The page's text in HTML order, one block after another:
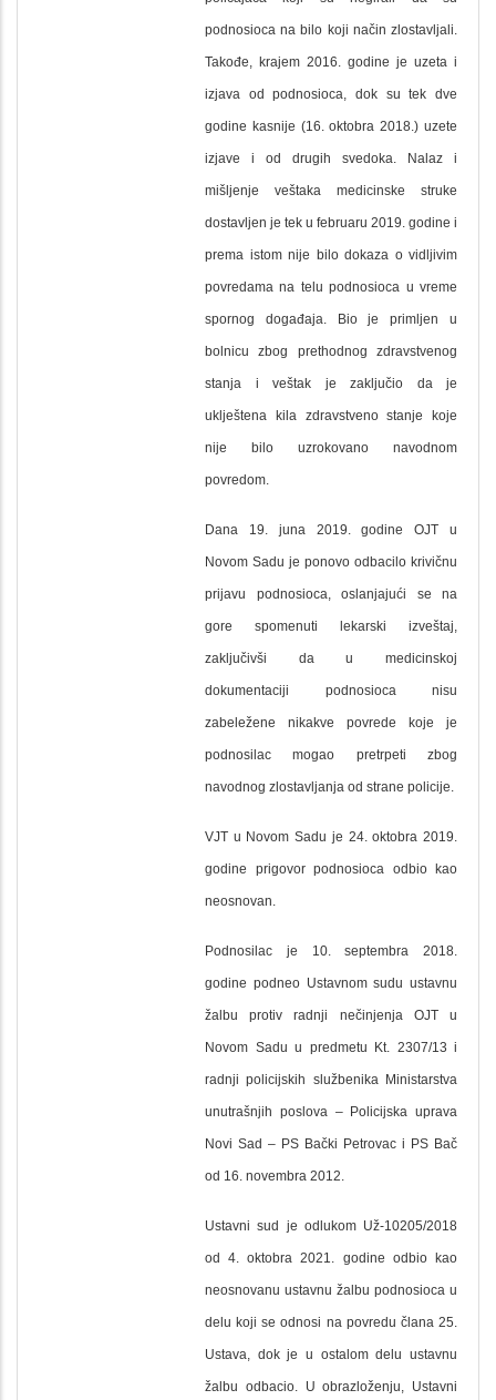
podnosioca na bilo koji način zlostavljali.
Takođe, krajem 2016. godine je uzeta i
izjava od podnosioca, dok su tek dve
godine kasnije (16. oktobra 2018.) uzete
izjave i od drugih svedoka. Nalaz i
mišljenje veštaka medicinske struke
dostavljen je tek u februaru 2019. godine i
prema istom nije bilo dokaza o vidljivim
povredama na telu podnosioca u vreme
spornog događaja. Bio je primljen u
bolnicu zbog prethodnog zdravstvenog
stanja i veštak je zaključio da je
uklještena kila zdravstveno stanje koje
nije bilo uzrokovano navodnom
povredom.
Dana 19. juna 2019. godine OJT u
Novom Sadu je ponovo odbacilo krivičnu
prijavu podnosioca, oslanjajući se na
gore spomenuti lekarski izveštaj,
zaključivši da u medicinskoj
dokumentaciji podnosioca nisu
zabeležene nikakve povrede koje je
podnosilac mogao pretrpeti zbog
navodnog zlostavljanja od strane policije.
VJT u Novom Sadu je 24. oktobra 2019.
godine prigovor podnosioca odbio kao
neosnovan.
Podnosilac je 10. septembra 2018.
godine podneo Ustavnom sudu ustavnu
žalbu protiv radnji nečinjenja OJT u
Novom Sadu u predmetu Kt. 2307/13 i
radnji policijskih službenika Ministarstva
unutrašnjih poslova – Policijska uprava
Novi Sad – PS Bački Petrovac i PS Bač
od 16. novembra 2012.
Ustavni sud je odlukom Už-10205/2018
od 4. oktobra 2021. godine odbio kao
neosnovanu ustavnu žalbu podnosioca u
delu koji se odnosi na povredu člana 25.
Ustava, dok je u ostalom delu ustavnu
žalbu odbacio. U obrazloženju, Ustavni